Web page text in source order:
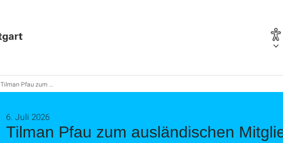
Tilman Pfau zum ausländischen Mitglied der Polnischen Akademie der Wissenschaften gewählt
Tilman Pfau zum ausländischen
6. Juli 2026